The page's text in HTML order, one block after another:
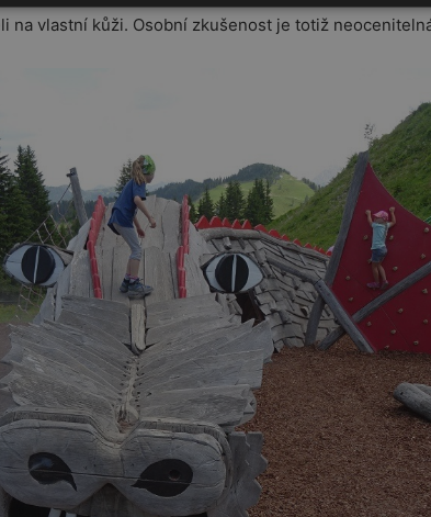
na vlastní kůži. Osobní zkušenost je totiž